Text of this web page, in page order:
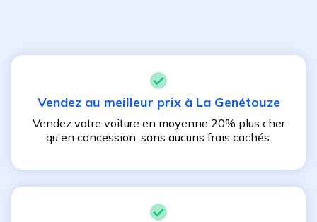
Vendez au meilleur prix à La Genétouze
Vendez votre voiture en moyenne 20% plus cher
qu'en concession, sans aucuns frais cachés.